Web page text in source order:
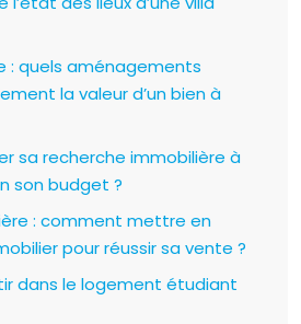
: quels aménagements
la valeur d’un bien à
sa recherche immobilière à
son budget ?
: comment mettre en
pour réussir sa vente ?
dans le logement étudiant